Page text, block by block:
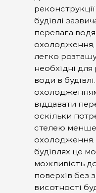
будівлі
перевага
охолодження,
легко
необхідні
води в
віддавати
оскільки
стелею
будівлях це
можливість
поверхів без
висотності